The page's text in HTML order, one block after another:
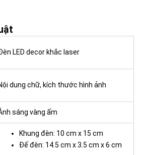
LED decor khắc laser
dung chữ, kích thước hình ảnh
sáng vàng ấm
Khung đèn: 10 cm x 15 cm
Đế đèn: 14.5 cm x 3.5 cm x 6 cm